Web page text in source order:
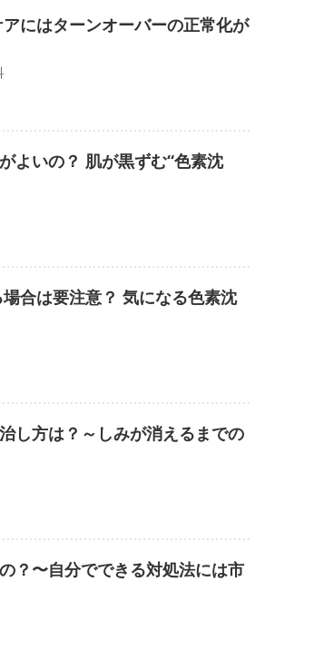
にはターンオーバーの正常化が
よいの？ 肌が黒ずむ“色素沈
合は要注意？ 気になる色素沈
し方は？～しみが消えるまでの
？〜自分でできる対処法には市